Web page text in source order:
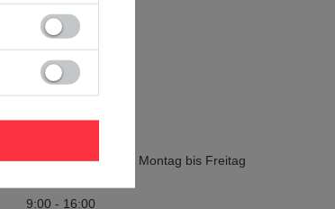
Kontakt
Uber Uns
Die Helpline ist von Montag bis Freitag
9:00 - 16:00